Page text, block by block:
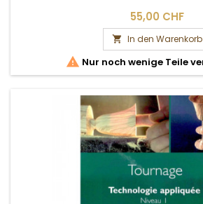
55,00 CHF
 In den Warenkorb
 Nur noch wenige Teile